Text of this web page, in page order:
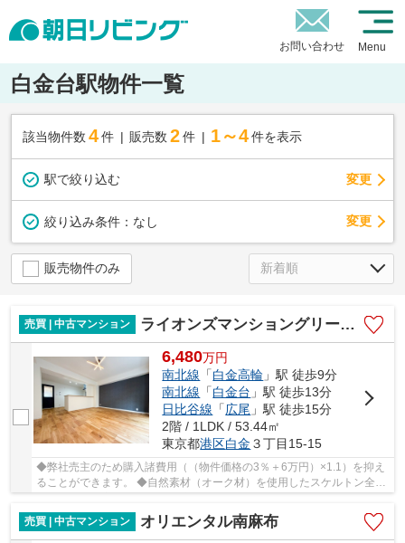
お問い合わせ Menu
白金台駅物件一覧
該当物件数 4件 販売数 2 件 1～4 件を表示
駅で絞り込む 変更
絞り込み条件： なし 変更
販売物件のみ
売買 | 中古マンション ライオンズマンショングリーン白金
6,480万円
南北線 「白金高輪 」駅 徒歩9分
南北線 「白金台 」駅 徒歩13分
日比谷線 「広尾 」駅 徒歩15分
2階 / 1LDK / 53.44㎡
東京都港区白金 ３丁目15-15
◆弊社売主のため購入諸費用（（物件価格の3％＋6万円）×1.1）を抑え
ることができます。 ◆自然素材（オーク材）を使用したスケルトン全面
売買 | 中古マンション
オリエンタル南麻布